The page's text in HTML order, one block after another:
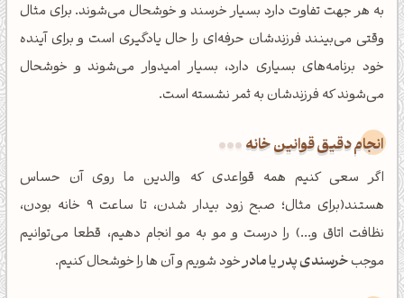
به هر جهت تفاوت دارد بسیار خرسند و خوشحال می‌شوند. برای مثال
وقتی می‌بینند فرزندشان حرفه‌ای را حال یادگیری است و برای آینده
خود برنامه‌های بسیاری دارد، بسیار امیدوار می‌شوند و خوشحال
می‌شوند که فرزندشان به ثمر نشسته است.
انجام دقیق قوانین خانه
اگر سعی کنیم همه قواعدی که والدین ما روی آن حساس
هستند(برای مثال؛ صبح زود بیدار شدن، تا ساعت 9 خانه بودن،
نظافت اتاق و...) را درست و مو به مو انجام دهیم، قطعا می‌توانیم
موجبخرسندی پدر یا مادرخود شویم و آن ها را خوشحال کنیم.